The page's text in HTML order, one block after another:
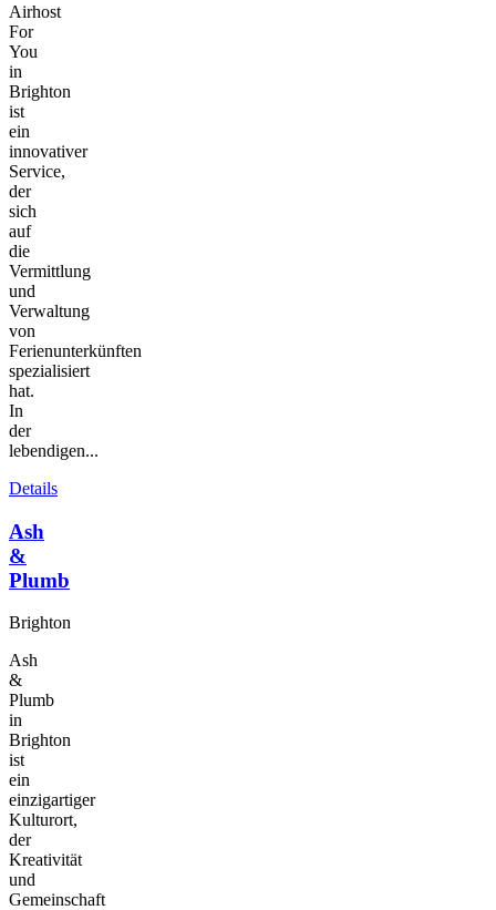
Airhost
For
You
in
Brighton
ist
ein
innovativer
Service,
der
sich
auf
die
Vermittlung
und
Verwaltung
von
Ferienunterkünften
spezialisiert
hat.
In
der
lebendigen...
Details
Ash
&
Plumb
Brighton
Ash
&
Plumb
in
Brighton
ist
ein
einzigartiger
Kulturort,
der
Kreativität
und
Gemeinschaft